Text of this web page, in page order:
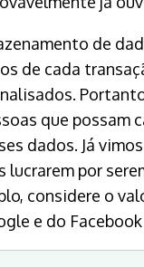
de
de cada
que possam
dados. Já
lucrarem por
considere o
e do